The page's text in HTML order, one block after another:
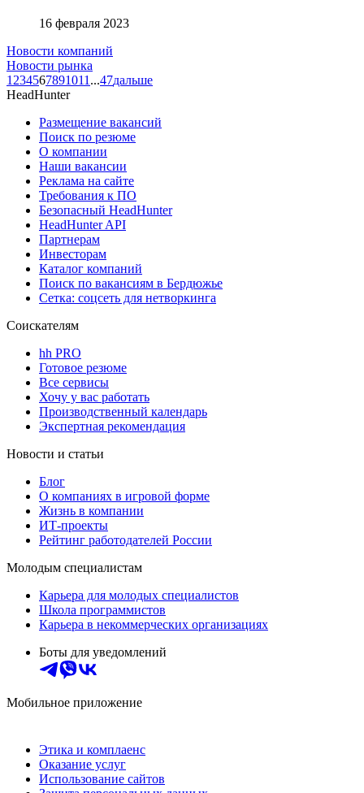
16 февраля 2023
Новости компаний
Новости рынка
1 234567891011 ...47дальше
HeadHunter
Размещение вакансий
Поиск по резюме
О компании
Наши вакансии
Реклама на сайте
Требования к ПО
Безопасный HeadHunter
HeadHunter API
Партнерам
Инвесторам
Каталог компаний
Поиск по вакансиям в Бердюжье
Сетка: соцсеть для нетворкинга
Соискателям
hh PRO
Готовое резюме
Все сервисы
Хочу у вас работать
Производственный календарь
Экспертная рекомендация
Новости и статьи
Блог
О компаниях в игровой форме
Жизнь в компании
ИТ-проекты
Рейтинг работодателей России
Молодым специалистам
Карьера для молодых специалистов
Школа программистов
Карьера в некоммерческих организациях
Боты для уведомлений
Мобильное приложение
Этика и комплаенс
Оказание услуг
Использование сайтов